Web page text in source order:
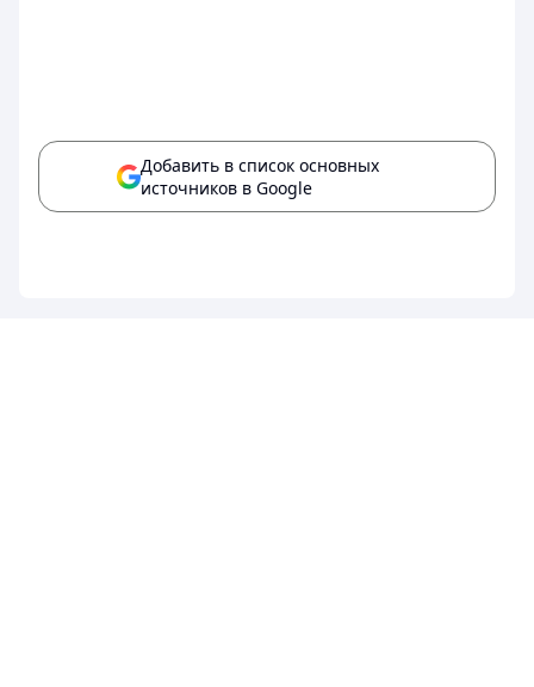
Добавить в список основных
источников в Google